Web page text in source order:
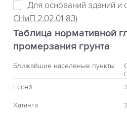
Для оснований зданий и
СНиП 2.02.01-83)
Таблица нормативной
промерзания грунта
Ближайшие населеные пункты
Ессей
Хатанга